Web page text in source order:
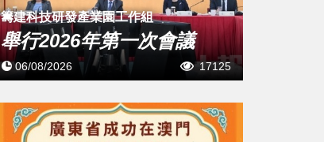
籌建科技研發產業園工作組
舉行2026年第一次會議
06/08/2026 17125